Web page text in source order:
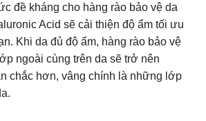
đề kháng cho hàng rào bảo vệ da
Acid sẽ cải thiện độ ẩm tối ưu
Khi da đủ độ ẩm, hàng rào bảo vệ
ngoài cùng trên da sẽ trở nên
chắc hơn, vâng chính là những lớp